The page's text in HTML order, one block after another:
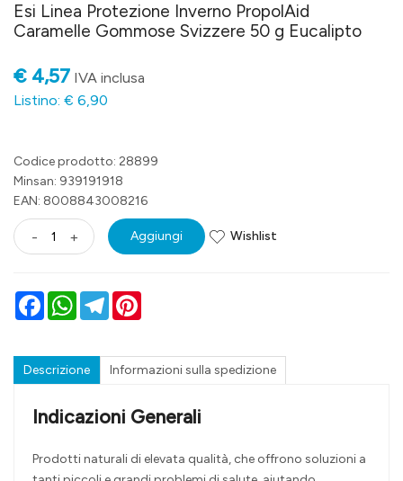
Esi Linea Protezione Inverno PropolAid
Caramelle Gommose Svizzere 50 g Eucalipto
€ 4,57 IVA inclusa
Listino: € 6,90
Codice prodotto: 28899
Minsan: 939191918
EAN: 8008843008216
- + Aggiungi Wishlist
FacebookWhatsAppTelegram
Descrizione Informazioni sulla spedizione
Indicazioni Generali
Prodotti naturali di elevata qualità, che offrono soluzioni a